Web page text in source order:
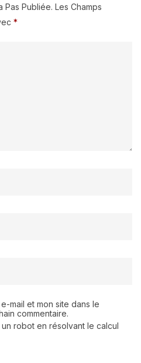
Pas Publiée. Les Champs
*
mail et mon site dans le
commentaire.
robot en résolvant le calcul